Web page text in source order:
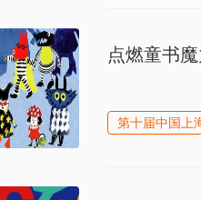
点燃童书
第十届中国上